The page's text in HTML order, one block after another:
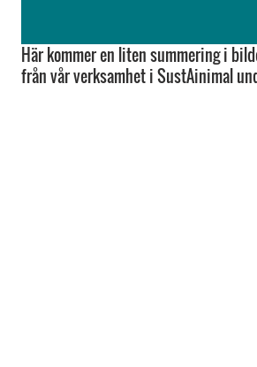
Här kommer en liten summering i
från vår verksamhet i SustAinimal